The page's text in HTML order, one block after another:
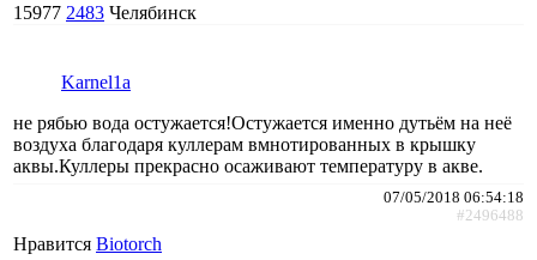
15977 2483 Челябинск
Karnel1a
не рябью вода остужается!Остужается именно дутьём на неё
воздуха благодаря куллерам вмнотированных в крышку
аквы.Куллеры прекрасно осаживают температуру в акве.
07/05/2018 06:54:18
#2496488
Нравится Biotorch